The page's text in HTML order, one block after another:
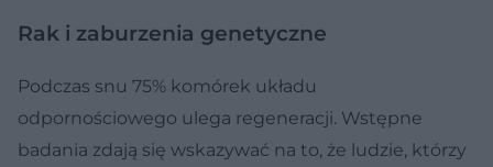
Rak i zaburzenia genetyczne
Podczas snu 75% komórek układu
odpornościowego ulega regeneracji. Wstępne
badania zdają się wskazywać na to, że ludzie, którzy